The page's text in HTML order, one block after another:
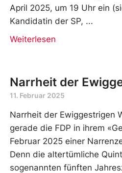
April 2025, um 19 Uhr ein
Kandidatin der SP,
Weiterlesen
Narrheit der
11. Februar 2025
Narrheit der Ewiggestrigen
gerade die FDP in ihrem
Februar 2025 einer
Denn die altertümliche
sogenannten fünften